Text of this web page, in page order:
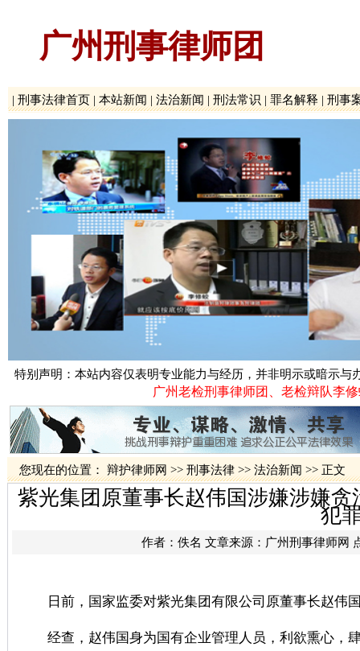
广州刑事律师团
| 刑事法律首页 | 本站新闻 | 法治新闻 | 刑法常识 | 罪名解释 | 刑事
特别声明：本站内容仅表明专业能力与经历，并非明示或暗示
广州老检刑事律师团、老检辩队李
您现在的位置： 辩护律师网 >> 刑事法律 >> 法治新闻 >> 正文
紫光集团原董事长赵伟国涉嫌涉嫌
犯
作者：佚名 文章来源： 广州刑事律师网
日前，国家监委对紫光集团有限公司原董事长赵伟
经查，赵伟国身为国有企业管理人员，利欲熏心，